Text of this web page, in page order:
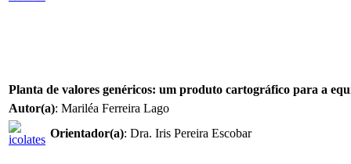
Planta de valores genéricos: um produto cartográfico para a
Autor(a): Mariléa Ferreira Lago
Orientador(a): Dra. Iris Pereira Escobar